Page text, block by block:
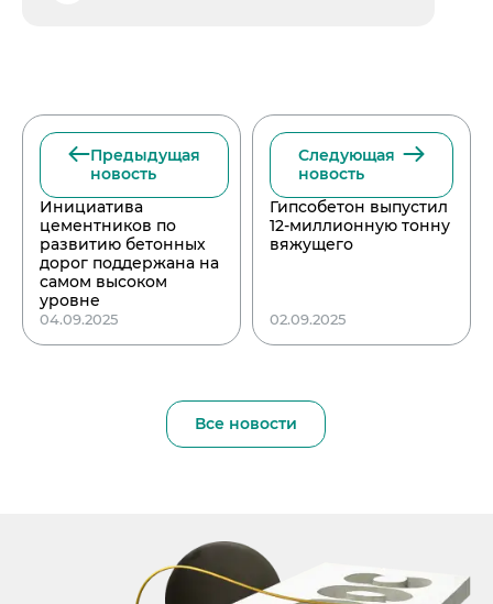
Предыдущая
новость
Инициатива
цементников по
развитию бетонных
дорог поддержана на
самом высоком
уровне
04.09.2025
Следующая
новость
Гипсобетон выпустил
12-миллионную тонну
вяжущего
02.09.2025
Все новости